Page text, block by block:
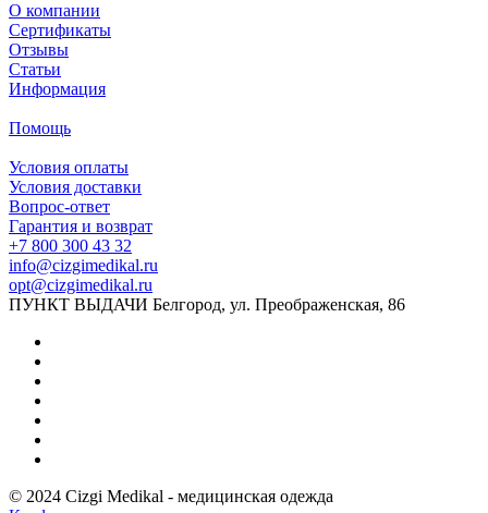
О компании
Сертификаты
Отзывы
Статьи
Информация
Помощь
Условия оплаты
Условия доставки
Вопрос-ответ
Гарантия и возврат
+7 800 300 43 32
info@cizgimedikal.ru
opt@cizgimedikal.ru
ПУНКТ ВЫДАЧИ Белгород, ул. Преображенская, 86
© 2024 Cizgi Medikal - медицинская одежда